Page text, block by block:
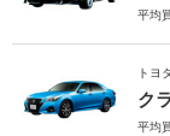
平均
トヨ
ク
平均